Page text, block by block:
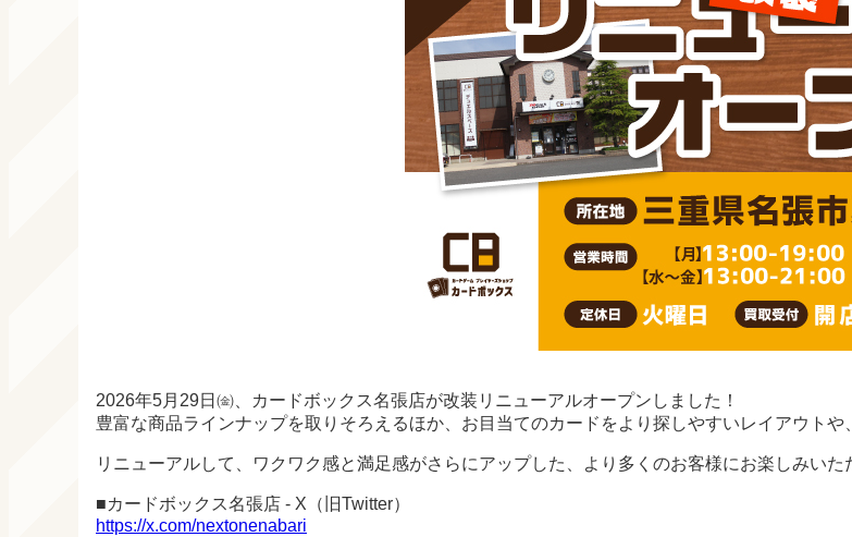
2026年5月29日㈮、カードボックス名張店が改装リニューアルオープンしました！
豊富な商品ラインナップを取りそろえるほか、お目当てのカードをより探しやすいレイアウト
リニューアルして、ワクワク感と満足感がさらにアップした、より多くのお客様にお楽しみい
■カードボックス名張店 - X（旧Twitter）
https://x.com/nextonenabari